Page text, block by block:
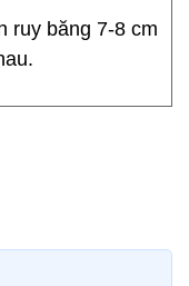
ruy băng 7-8 cm